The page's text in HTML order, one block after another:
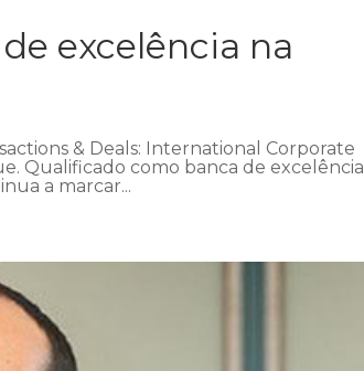
excelência na
& Deals: International Corporate
Qualificado como banca de excelência
a marcar...